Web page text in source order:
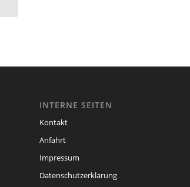
INTERNE SEITEN
Kontakt
Anfahrt
Impressum
Datenschutzerklärung